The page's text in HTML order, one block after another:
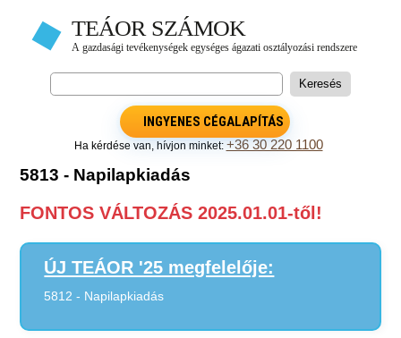
INGYENES CÉGALAPÍTÁS
Ha kérdése van, hívjon minket: +36 30 220 1100
5813 - Napilapkiadás
FONTOS VÁLTOZÁS 2025.01.01-től!
ÚJ TEÁOR '25 megfelelője:
5812 - Napilapkiadás